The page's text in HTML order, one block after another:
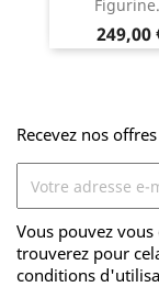
Prix
249,00
Recevez nos
Vous pouvez
trouverez pour
conditions